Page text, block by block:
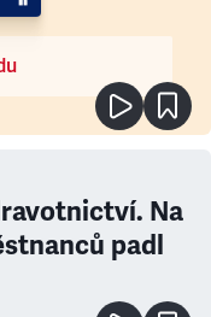
Na
padl